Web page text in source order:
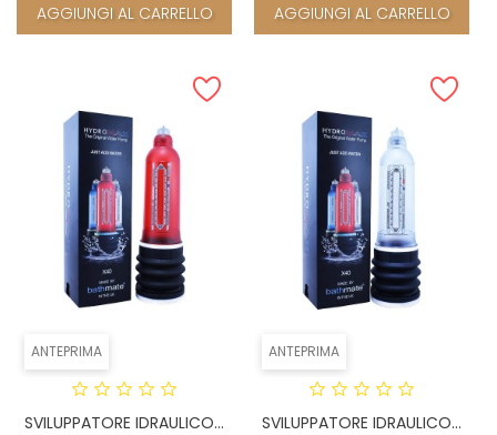
AGGIUNGI AL CARRELLO AGGIUNGI AL CARRELLO
ANTEPRIMA
SVILUPPATORE IDRAULICO...
ANTEPRIMA
SVILUPPATORE IDRAULICO...